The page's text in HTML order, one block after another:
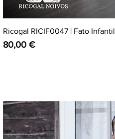
Ricogal RICIF0047 | Fato Infantil
Preço
80,00 €